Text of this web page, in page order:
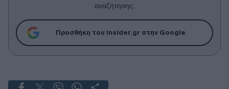
αναζήτησης.
Προσθήκη του insider.gr στην Google